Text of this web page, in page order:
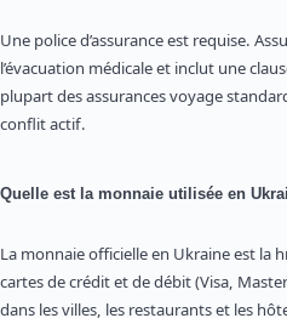
Une police d’assurance est requise.
l’évacuation médicale et inclut une
plupart des assurances voyage
conflit actif.
Quelle est la monnaie utilisée en
La monnaie officielle en Ukraine est la
cartes de crédit et de débit (Visa,
dans les villes, les restaurants et les